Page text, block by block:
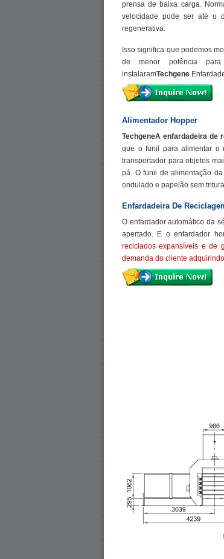
prensa de baixa carga.
velocidade pode ser até o
regenerativa.
Isso significa que podemos
de menor potência
instalaramTechgene
Alimentador Hopper
TechgeneA enfardadeira de
que o funil para alimentar o
transportador para objetos
pá. O funil de alimentação
ondulado e papelão sem
Enfardadeira De
O enfardador automático da
apertado. E o enfardador
reciclados expansíveis e de
demanda do cliente